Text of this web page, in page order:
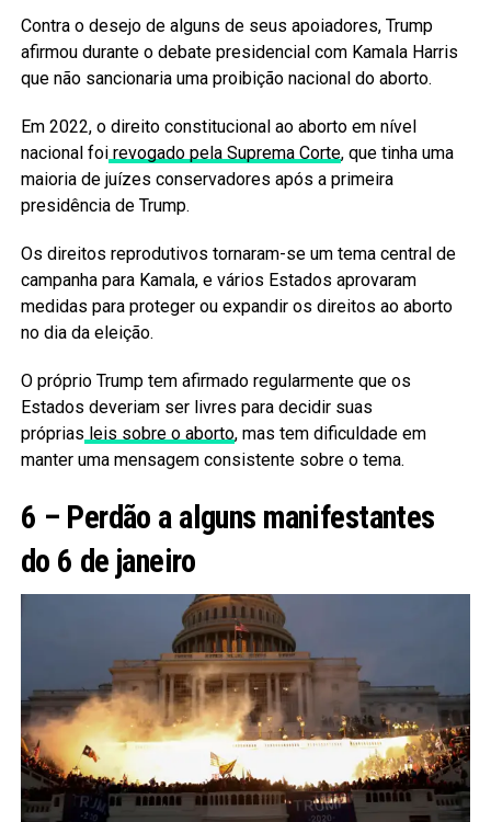
Contra o desejo de alguns de seus apoiadores, Trump
afirmou durante o debate presidencial com Kamala Harris
que não sancionaria uma proibição nacional do aborto.
Em 2022, o direito constitucional ao aborto em nível
nacional foirevogado pela Suprema Corte, que tinha uma
maioria de juízes conservadores após a primeira
presidência de Trump.
Os direitos reprodutivos tornaram-se um tema central de
campanha para Kamala, e vários Estados aprovaram
medidas para proteger ou expandir os direitos ao aborto
no dia da eleição.
O próprio Trump tem afirmado regularmente que os
Estados deveriam ser livres para decidir suas
próprias leis sobre o aborto, mas tem dificuldade em
manter uma mensagem consistente sobre o tema.
6 – Perdão a alguns manifestantes
do 6 de janeiro